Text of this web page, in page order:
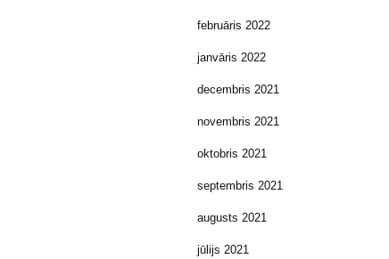
februāris 2022
janvāris 2022
decembris 2021
novembris 2021
oktobris 2021
septembris 2021
augusts 2021
jūlijs 2021